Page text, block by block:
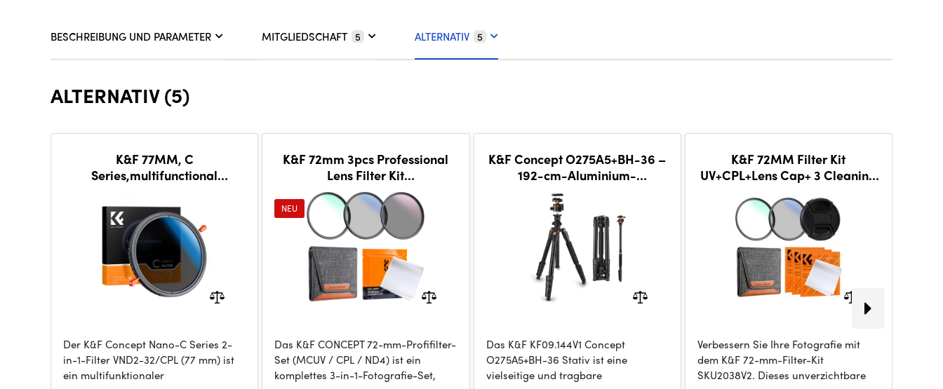
BESCHREIBUNG UND PARAMETER MITGLIEDSCHAFT 5 ALTERNATIV 5
ALTERNATIV (5)
K&F 77MM, C
Series,multifunctional
filter, HD, Waterproof, Anti
Scratch
Der K&F Concept Nano-C Series 2-
in-1-Filter VND2-32/CPL (77 mm) ist
ein multifunktionaler
K&F 72mm 3pcs Professional
Lens Filter Kit
(MCUV/CPL/ND4) + Filter
Pouch+3pcs*Cleaning Cloth
NEU
Das K&F CONCEPT 72-mm-Profifilter-
Set (MCUV / CPL / ND4) ist ein
komplettes 3-in-1-Fotografie-Set,
K&F Concept O275A5+BH-36 –
192-cm-Aluminium-
Kamerastativ mit Kugelkopf
Das K&F KF09.144V1 Concept
O275A5+BH-36 Stativ ist eine
vielseitige und tragbare
K&F 72MM Filter Kit
UV+CPL+Lens Cap+ 3 Cleaning
Verbessern Sie Ihre Fotografie mit
dem K&F 72-mm-Filter-Kit
SKU2038V2. Dieses unverzichtbare